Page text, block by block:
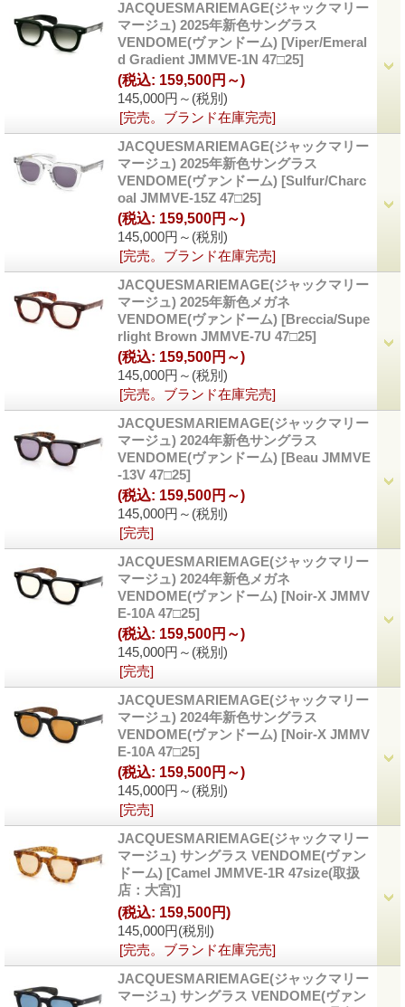
JACQUESMARIEMAGE(ジャックマリー
マージュ) 2025年新色サングラス
VENDOME(ヴァンドーム) [Viper/Emeral
d Gradient JMMVE-1N 47□25]
145,000円～ (税別)
(税込: 159,500円～)
[完売。ブランド在庫完売]
JACQUESMARIEMAGE(ジャックマリー
マージュ) 2025年新色サングラス
VENDOME(ヴァンドーム) [Sulfur/Charc
oal JMMVE-15Z 47□25]
145,000円～ (税別)
(税込: 159,500円～)
[完売。ブランド在庫完売]
JACQUESMARIEMAGE(ジャックマリー
マージュ) 2025年新色メガネ
VENDOME(ヴァンドーム) [Breccia/Supe
rlight Brown JMMVE-7U 47□25]
145,000円～ (税別)
(税込: 159,500円～)
[完売。ブランド在庫完売]
JACQUESMARIEMAGE(ジャックマリー
マージュ) 2024年新色サングラス
VENDOME(ヴァンドーム) [Beau JMMVE
-13V 47□25]
145,000円～ (税別)
(税込: 159,500円～)
[完売]
JACQUESMARIEMAGE(ジャックマリー
マージュ) 2024年新色メガネ
VENDOME(ヴァンドーム) [Noir-X JMMV
E-10A 47□25]
145,000円～ (税別)
(税込: 159,500円～)
[完売]
JACQUESMARIEMAGE(ジャックマリー
マージュ) 2024年新色サングラス
VENDOME(ヴァンドーム) [Noir-X JMMV
E-10A 47□25]
145,000円～ (税別)
(税込: 159,500円～)
[完売]
JACQUESMARIEMAGE(ジャックマリー
マージュ) サングラス VENDOME(ヴァン
ドーム) [Camel JMMVE-1R 47size(取扱
店：大宮)]
145,000円(税別)
(税込: 159,500円)
[完売。ブランド在庫完売]
JACQUESMARIEMAGE(ジャックマリー
マージュ) サングラス VENDOME(ヴァン